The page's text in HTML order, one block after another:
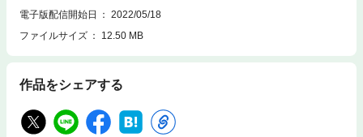
電子版配信開始日
2022/05/18
ファイルサイズ
12.50 MB
作品をシェアする